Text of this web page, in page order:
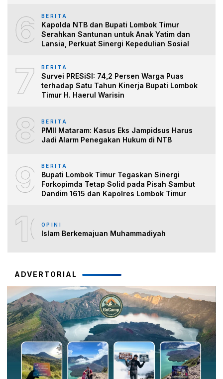
6 BERITA
Kapolda NTB dan Bupati Lombok Timur
Serahkan Santunan untuk Anak Yatim dan
Lansia, Perkuat Sinergi Kepedulian Sosial
7 BERITA
Survei PRESiSI: 74,2 Persen Warga Puas
terhadap Satu Tahun Kinerja Bupati Lombok
Timur H. Haerul Warisin
8 BERITA
PMII Mataram: Kasus Eks Jampidsus Harus
Jadi Alarm Penegakan Hukum di NTB
9 BERITA
Bupati Lombok Timur Tegaskan Sinergi
Forkopimda Tetap Solid pada Pisah Sambut
Dandim 1615 dan Kapolres Lombok Timur
10
OPINI
Islam Berkemajuan Muhammadiyah
ADVERTORIAL